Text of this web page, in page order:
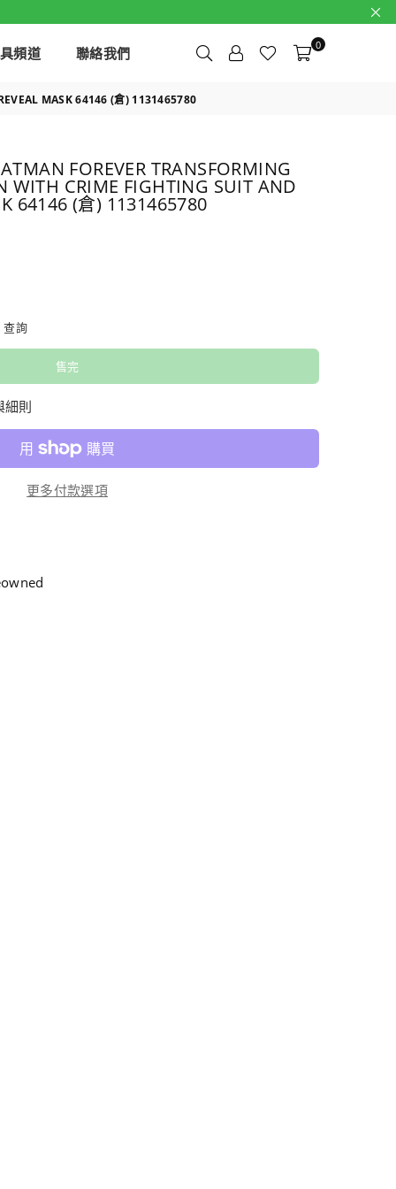
頻道 聯絡我們 0
MASK 64146 (倉) 1131465780
FOREVER TRANSFORMING
WITH CRIME FIGHTING SUIT AND
64146 (倉) 1131465780
查詢
售完
細則
更多付款選項